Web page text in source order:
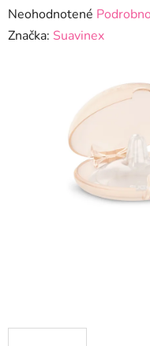
Priemerné
hodnotenie
Neohodnotené
Značka: Suavinex